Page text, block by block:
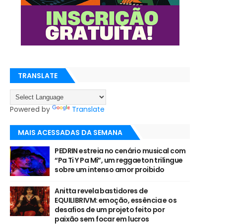
TRANSLATE
Powered by Translate
MAIS ACESSADAS DA SEMANA
PEDRIN estreia no cenário musical com
“Pa Ti Y Pa Mí”, um reggaeton trilingue
sobre um intenso amor proibido
Anitta revela bastidores de
EQUILIBRIVM: emoção, essência e os
desafios de um projeto feito por
paixão sem focar em lucros